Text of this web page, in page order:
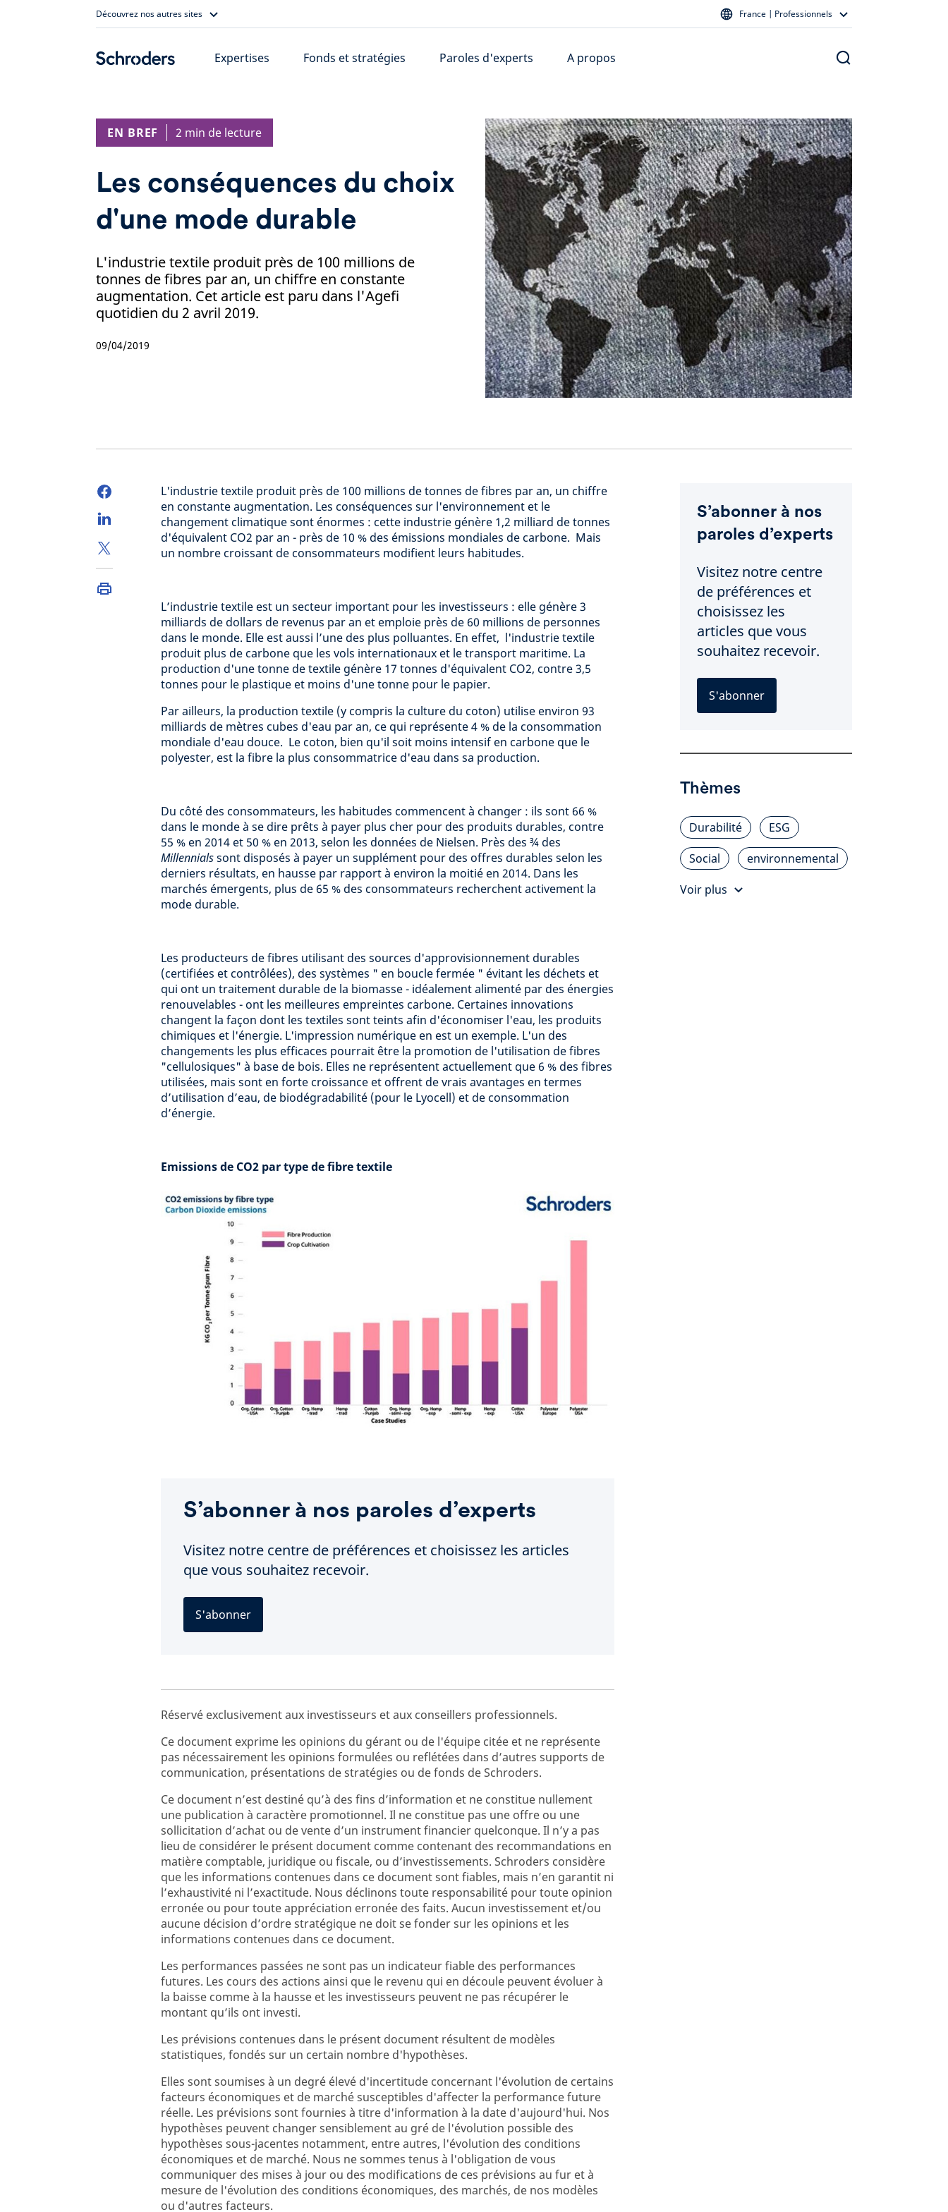
Découvrez nos autres sites France | Professionnels
Expertises Fonds et stratégies Paroles d'experts A propos
EN BREF 2 min de lecture
Les conséquences du choix
d'une mode durable
L'industrie textile produit près de 100 millions de
tonnes de fibres par an, un chiffre en constante
augmentation. Cet article est paru dans l'Agefi
quotidien du 2 avril 2019.
09/04/2019
L'industrie textile produit près de 100 millions de tonnes de fibres par an, un chiffre
en constante augmentation. Les conséquences sur l'environnement et le
changement climatique sont énormes : cette industrie génère 1,2 milliard de tonnes
d'équivalent CO2 par an - près de 10 % des émissions mondiales de carbone. Mais
un nombre croissant de consommateurs modifient leurs habitudes.
L’industrie textile est un secteur important pour les investisseurs : elle génère 3
milliards de dollars de revenus par an et emploie près de 60 millions de personnes
dans le monde. Elle est aussi l’une des plus polluantes. En effet, l'industrie textile
produit plus de carbone que les vols internationaux et le transport maritime. La
production d'une tonne de textile génère 17 tonnes d'équivalent CO2, contre 3,5
tonnes pour le plastique et moins d'une tonne pour le papier.
Par ailleurs, la production textile (y compris la culture du coton) utilise environ 93
milliards de mètres cubes d'eau par an, ce qui représente 4 % de la consommation
mondiale d'eau douce. Le coton, bien qu'il soit moins intensif en carbone que le
polyester, est la fibre la plus consommatrice d'eau dans sa production.
Du côté des consommateurs, les habitudes commencent à changer : ils sont 66 %
dans le monde à se dire prêts à payer plus cher pour des produits durables, contre
55 % en 2014 et 50 % en 2013, selon les données de Nielsen. Près des ¾ des
Millennialssont disposés à payer un supplément pour des offres durables selon les
derniers résultats, en hausse par rapport à environ la moitié en 2014. Dans les
marchés émergents, plus de 65 % des consommateurs recherchent activement la
mode durable.
Les producteurs de fibres utilisant des sources d'approvisionnement durables
(certifiées et contrôlées), des systèmes " en boucle fermée " évitant les déchets et
qui ont un traitement durable de la biomasse - idéalement alimenté par des énergies
renouvelables - ont les meilleures empreintes carbone. Certaines innovations
changent la façon dont les textiles sont teints afin d'économiser l'eau, les produits
chimiques et l'énergie. L'impression numérique en est un exemple. L'un des
changements les plus efficaces pourrait être la promotion de l'utilisation de fibres
"cellulosiques" à base de bois. Elles ne représentent actuellement que 6 % des fibres
utilisées, mais sont en forte croissance et offrent de vrais avantages en termes
d’utilisation d’eau, de biodégradabilité (pour le Lyocell) et de consommation
d’énergie.
Emissions de CO2 par type de fibre textile
S’abonner à nos paroles d’experts
Visitez notre centre de préférences et choisissez les articles
que vous souhaitez recevoir.
S'abonner
Réservé exclusivement aux investisseurs et aux conseillers professionnels.
Ce document exprime les opinions du gérant ou de l'équipe citée et ne représente
pas nécessairement les opinions formulées ou reflétées dans d’autres supports de
communication, présentations de stratégies ou de fonds de Schroders.
Ce document n’est destiné qu’à des fins d’information et ne constitue nullement
une publication à caractère promotionnel. Il ne constitue pas une offre ou une
sollicitation d’achat ou de vente d’un instrument financier quelconque. Il n’y a pas
lieu de considérer le présent document comme contenant des recommandations en
matière comptable, juridique ou fiscale, ou d’investissements. Schroders considère
que les informations contenues dans ce document sont fiables, mais n’en garantit ni
l’exhaustivité ni l’exactitude. Nous déclinons toute responsabilité pour toute opinion
erronée ou pour toute appréciation erronée des faits. Aucun investissement et/ou
aucune décision d’ordre stratégique ne doit se fonder sur les opinions et les
informations contenues dans ce document.
Les performances passées ne sont pas un indicateur fiable des performances
futures. Les cours des actions ainsi que le revenu qui en découle peuvent évoluer à
la baisse comme à la hausse et les investisseurs peuvent ne pas récupérer le
montant qu’ils ont investi.
Les prévisions contenues dans le présent document résultent de modèles
statistiques, fondés sur un certain nombre d'hypothèses.
Elles sont soumises à un degré élevé d'incertitude concernant l'évolution de certains
facteurs économiques et de marché susceptibles d'affecter la performance future
réelle. Les prévisions sont fournies à titre d'information à la date d'aujourd'hui. Nos
hypothèses peuvent changer sensiblement au gré de l'évolution possible des
hypothèses sous-jacentes notamment, entre autres, l'évolution des conditions
économiques et de marché. Nous ne sommes tenus à l'obligation de vous
communiquer des mises à jour ou des modifications de ces prévisions au fur et à
mesure de l'évolution des conditions économiques, des marchés, de nos modèles
ou d'autres facteurs.
S’abonner à nos
paroles d’experts
Visitez notre centre
de préférences et
choisissez les
articles que vous
souhaitez recevoir.
S'abonner
Thèmes
Durabilité
ESG
Social
environnemental
Voir plus